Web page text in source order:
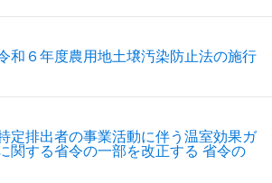
和６年度農用地土壌汚染防止法の施行
定排出者の事業活動に伴う温室効果ガ
関する省令の一部を改正する 省令の